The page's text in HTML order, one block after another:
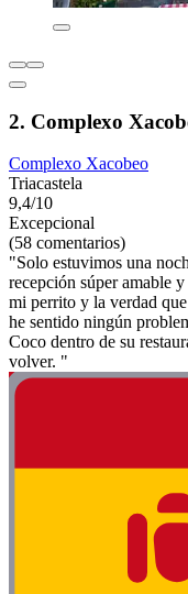
2. Complexo
Complexo Xacobeo
Triacastela
9,4/10
Excepcional
(58 comentarios)
"Solo estuvimos una
recepción súper amable
mi perrito y la verdad
he sentido ningún
Coco dentro de su
volver. "